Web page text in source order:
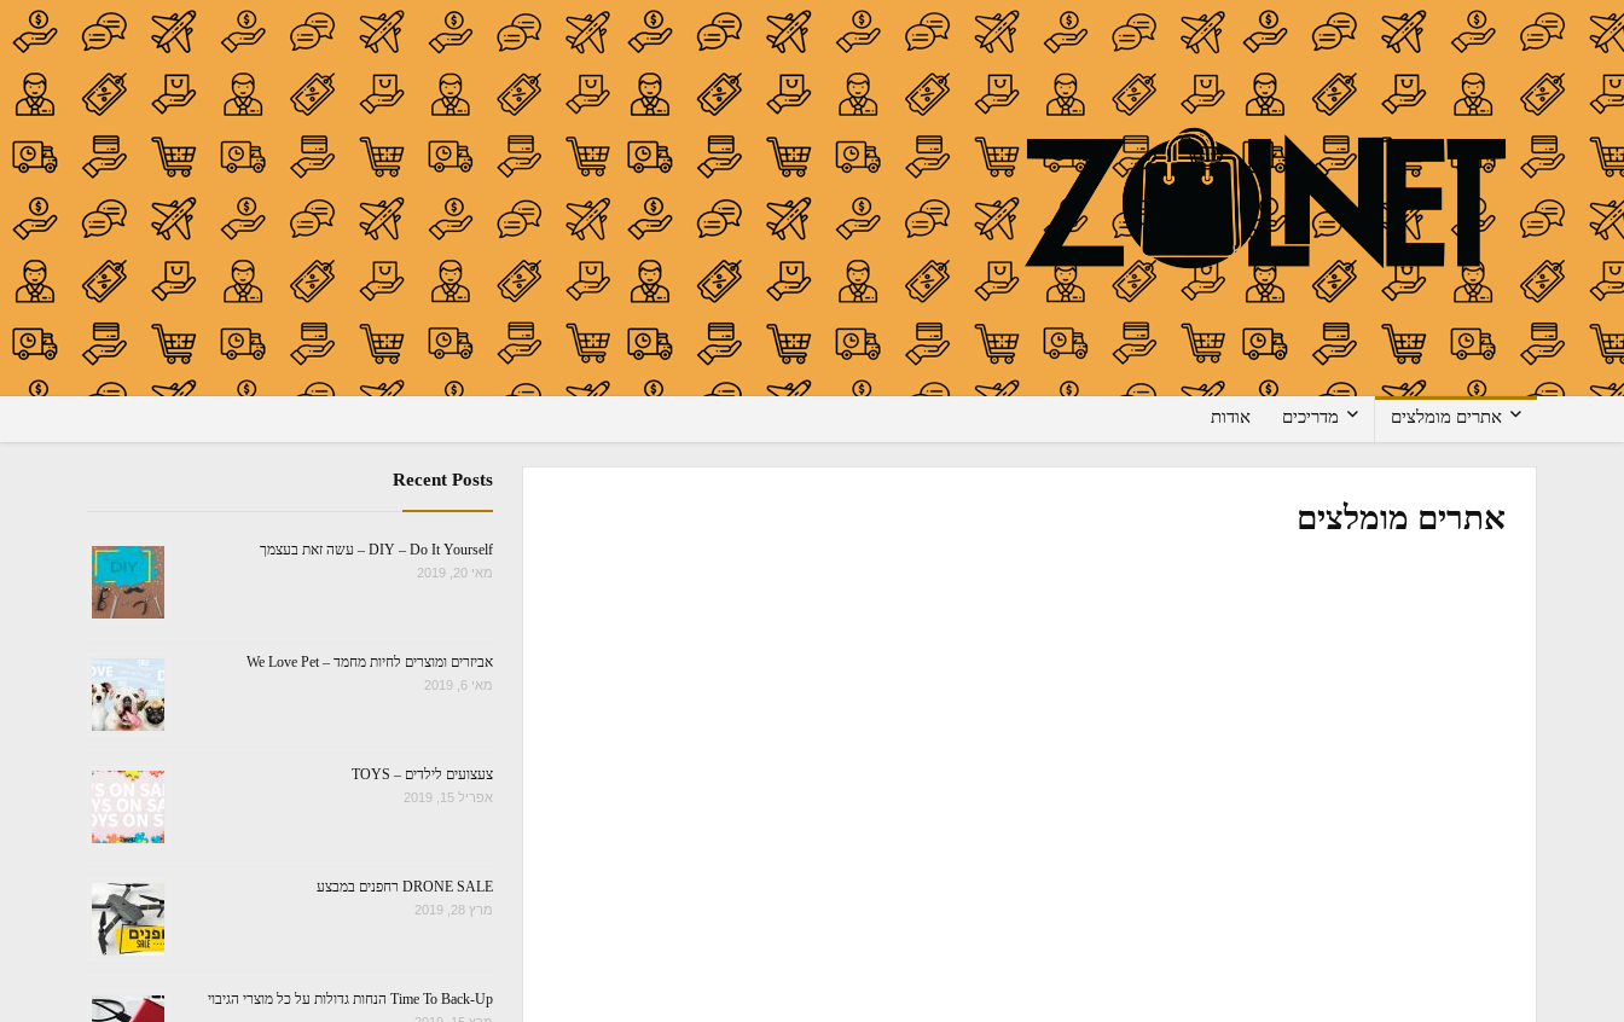
אתרים מומלצים מדריכים אודות
אתרים מומלצים
Recent Posts
DIY – Do It Yourself – עשה זאת בעצמך
מאי 20, 2019
אביזרים ומוצרים לחיות מחמד – We Love Pet
מאי 6, 2019
צעצועים לילדים – TOYS
אפריל 15, 2019
DRONE SALE רחפנים במבצע
מרץ 28, 2019
Time To Back-Up הנחות גדולות על כל מוצרי הגיבוי